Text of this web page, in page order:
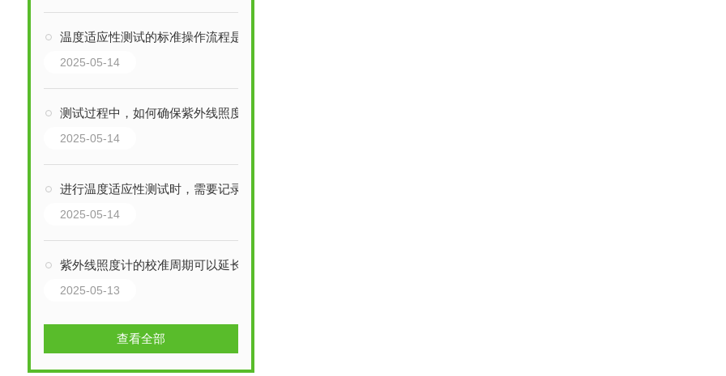
温度适应性测试的标准操作流程是怎样的？
2025-05-14
测试过程中，如何确保紫外线照度计的探头不受干扰？
2025-05-14
进行温度适应性测试时，需要记录哪些数据？
2025-05-14
紫外线照度计的校准周期可以延长吗？
2025-05-13
查看全部